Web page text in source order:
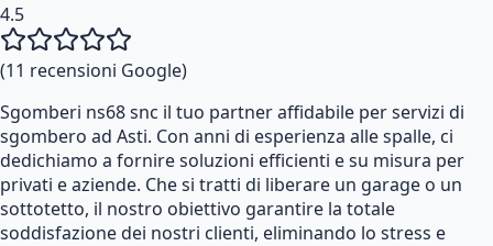
4.5
(11 recensioni Google)
Sgomberi ns68 snc il tuo partner affidabile per servizi di
sgombero ad Asti. Con anni di esperienza alle spalle, ci
dedichiamo a fornire soluzioni efficienti e su misura per
privati e aziende. Che si tratti di liberare un garage o un
sottotetto, il nostro obiettivo garantire la totale
soddisfazione dei nostri clienti, eliminando lo stress e